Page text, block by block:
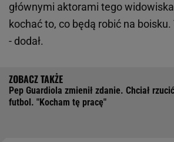
głównymi aktorami tego
kochać to, co będą robić na
- dodał.
Pep Guardiola zmienił zdanie. Chciał rzucić
futbol. "Kocham tę pracę"